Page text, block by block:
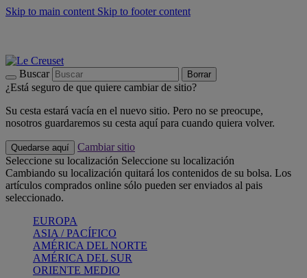
Skip to main content Skip to footer content
Buscar Borrar
¿Está seguro de que quiere cambiar de sitio?
Su cesta estará vacía en el nuevo sitio. Pero no se preocupe,
nosotros guardaremos su cesta aquí para cuando quiera volver.
Quedarse aquí
Cambiar sitio
Seleccione su localización Seleccione su localización
Cambiando su localización quitará los contenidos de su bolsa. Los
artículos comprados online sólo pueden ser enviados al pais
seleccionado.
EUROPA
ASIA / PACÍFICO
AMÉRICA DEL NORTE
AMÉRICA DEL SUR
ORIENTE MEDIO